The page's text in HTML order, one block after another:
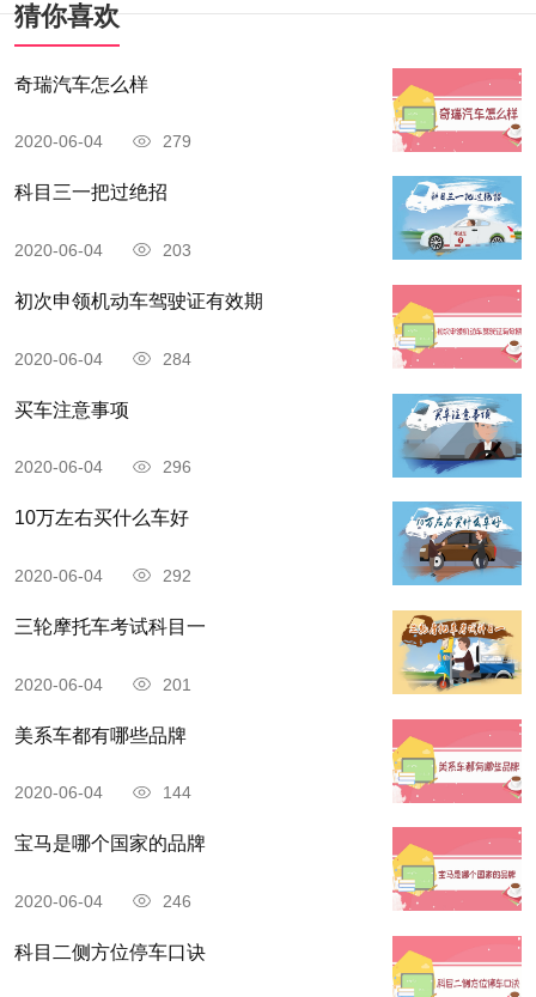
猜你喜欢
奇瑞汽车怎么样
2020-06-04 279
科目三一把过绝招
2020-06-04 203
初次申领机动车驾驶证有效期
2020-06-04 284
买车注意事项
2020-06-04 296
10万左右买什么车好
2020-06-04 292
三轮摩托车考试科目一
2020-06-04 201
美系车都有哪些品牌
2020-06-04 144
宝马是哪个国家的品牌
2020-06-04 246
科目二侧方位停车口诀